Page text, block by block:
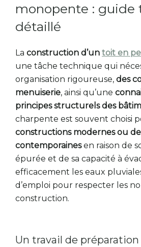
monopente : guide
détaillé
La construction d’un toit en
une tâche technique qui
organisation rigoureuse, des
menuiserie, ainsi qu’une
principes structurels des
charpente est souvent choisi
constructions modernes ou
contemporainesen raison de
épurée et de sa capacité à
efficacement les eaux
d’emploi pour respecter les
construction.
Un travail de